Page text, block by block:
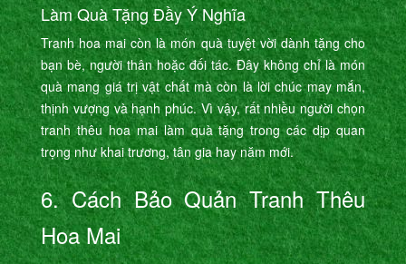
Làm Quà Tặng Đầy Ý Nghĩa
Tranh hoa mai còn là món quà tuyệt vời dành tặng cho
bạn bè, người thân hoặc đối tác. Đây không chỉ là món
quà mang giá trị vật chất mà còn là lời chúc may mắn,
thịnh vượng và hạnh phúc. Vì vậy, rất nhiều người chọn
tranh thêu hoa mai làm quà tặng trong các dịp quan
trọng như khai trương, tân gia hay năm mới.
6. Cách Bảo Quản Tranh Thêu
Hoa Mai